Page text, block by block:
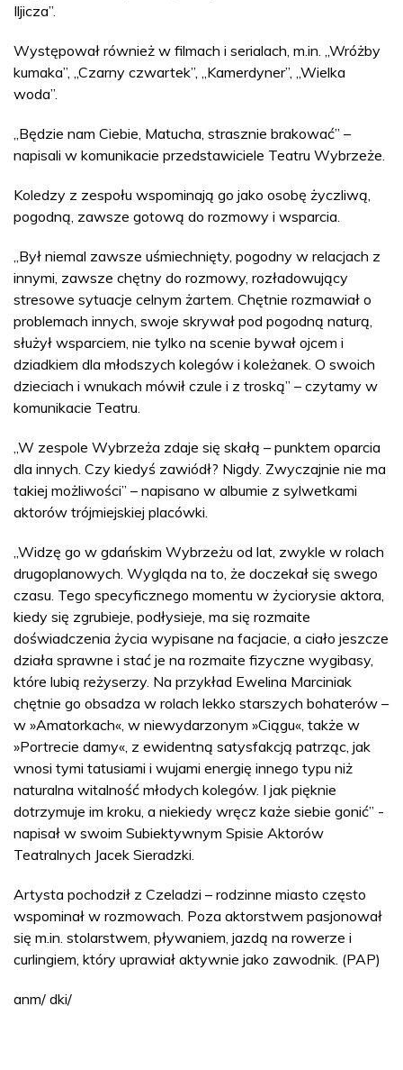
Iljicza”.
Występował również w filmach i serialach, m.in. „Wróżby
kumaka”, „Czarny czwartek”, „Kamerdyner”, „Wielka
woda”.
„Będzie nam Ciebie, Matucha, strasznie brakować” –
napisali w komunikacie przedstawiciele Teatru Wybrzeże.
Koledzy z zespołu wspominają go jako osobę życzliwą,
pogodną, zawsze gotową do rozmowy i wsparcia.
„Był niemal zawsze uśmiechnięty, pogodny w relacjach z
innymi, zawsze chętny do rozmowy, rozładowujący
stresowe sytuacje celnym żartem. Chętnie rozmawiał o
problemach innych, swoje skrywał pod pogodną naturą,
służył wsparciem, nie tylko na scenie bywał ojcem i
dziadkiem dla młodszych kolegów i koleżanek. O swoich
dzieciach i wnukach mówił czule i z troską” – czytamy w
komunikacie Teatru.
„W zespole Wybrzeża zdaje się skałą – punktem oparcia
dla innych. Czy kiedyś zawiódł? Nigdy. Zwyczajnie nie ma
takiej możliwości” – napisano w albumie z sylwetkami
aktorów trójmiejskiej placówki.
„Widzę go w gdańskim Wybrzeżu od lat, zwykle w rolach
drugoplanowych. Wygląda na to, że doczekał się swego
czasu. Tego specyficznego momentu w życiorysie aktora,
kiedy się zgrubieje, podłysieje, ma się rozmaite
doświadczenia życia wypisane na facjacie, a ciało jeszcze
działa sprawne i stać je na rozmaite fizyczne wygibasy,
które lubią reżyserzy. Na przykład Ewelina Marciniak
chętnie go obsadza w rolach lekko starszych bohaterów –
w »Amatorkach«, w niewydarzonym »Ciągu«, także w
»Portrecie damy«, z ewidentną satysfakcją patrząc, jak
wnosi tymi tatusiami i wujami energię innego typu niż
naturalna witalność młodych kolegów. I jak pięknie
dotrzymuje im kroku, a niekiedy wręcz każe siebie gonić” -
napisał w swoim Subiektywnym Spisie Aktorów
Teatralnych Jacek Sieradzki.
Artysta pochodził z Czeladzi – rodzinne miasto często
wspominał w rozmowach. Poza aktorstwem pasjonował
się m.in. stolarstwem, pływaniem, jazdą na rowerze i
curlingiem, który uprawiał aktywnie jako zawodnik. (PAP)
anm/ dki/